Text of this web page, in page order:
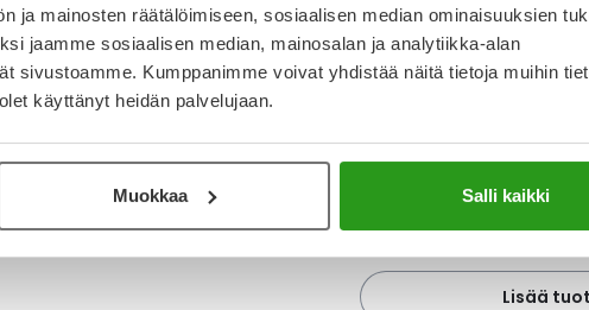
ja mainosten räätälöimiseen, sosiaalisen median ominaisuuksien
jaamme sosiaalisen median, mainosalan ja analytiikka-alan
sivustoamme. Kumppanimme voivat yhdistää näitä tietoja muihin
käyttänyt heidän palvelujaan.
Muokkaa Salli kaikki
Katso kaikki CABASER-
YA-muistuttaja
Muistuttajan avulla pidät
Lisää